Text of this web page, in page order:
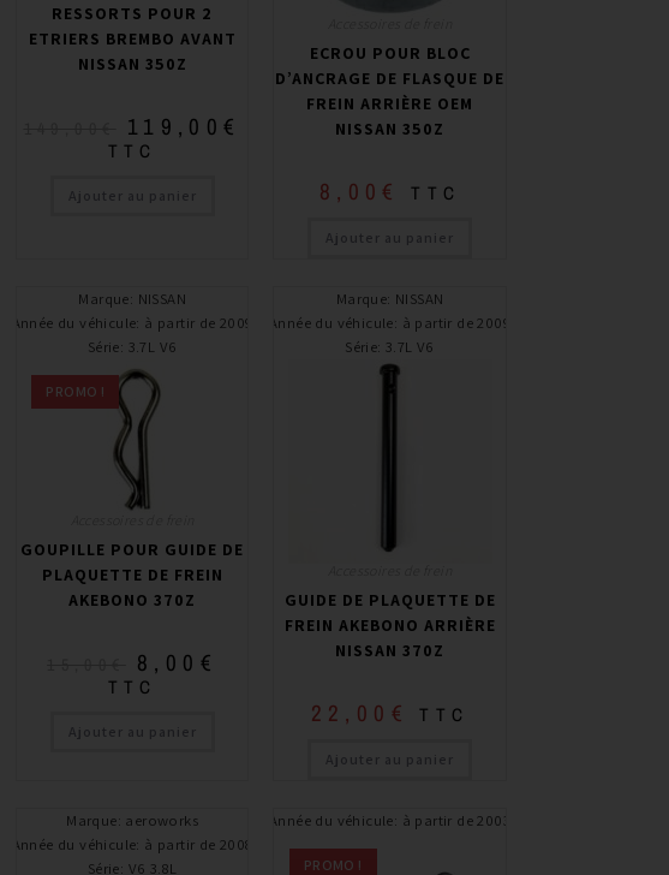
RESSORTS POUR 2
ETRIERS BREMBO AVANT
NISSAN 350Z
119,00€
TTC
Ajouter au panier
ECROU POUR BLOC
D’ANCRAGE DE FLASQUE DE
FREIN ARRIÈRE OEM
NISSAN 350Z
8,00 € TTC
Ajouter au panier
Marque: NISSAN
Année du véhicule: à partir de 2009
Série: 3.7L V6
PROMO !
GOUPILLE POUR GUIDE DE
PLAQUETTE DE FREIN
AKEBONO 370Z
8,00 €
TTC
Ajouter au panier
Marque: NISSAN
Année du véhicule: à partir de 2009
Série: 3.7L V6
GUIDE DE PLAQUETTE DE
FREIN AKEBONO ARRIÈRE
NISSAN 370Z
22,00 € TTC
Ajouter au panier
Marque: aeroworks
Année du véhicule: à partir de 2008
Série: V6 3.8L
Année du véhicule: à partir de 2003
PROMO !